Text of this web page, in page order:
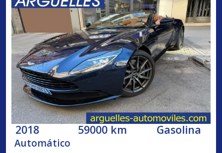
2018 59000 km Gasolina
Automático